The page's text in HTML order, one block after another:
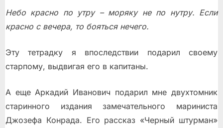
Небо красно по утру – моряку не по нутру. Если
красно с вечера, то бояться нечего.
Эту тетрадку я впоследствии подарил своему
старпому, выдвигая его в капитаны.
А еще Аркадий Иванович подарил мне двухтомник
старинного издания замечательного мариниста
Джозефа Конрада. Его рассказ «Черный штурман»